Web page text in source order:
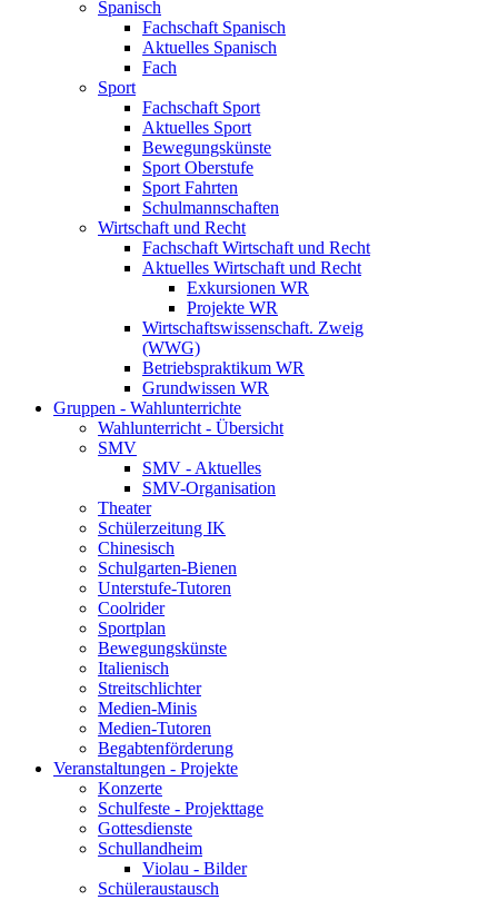
Spanisch
Fachschaft Spanisch
Aktuelles Spanisch
Fach
Sport
Fachschaft Sport
Aktuelles Sport
Bewegungskünste
Sport Oberstufe
Sport Fahrten
Schulmannschaften
Wirtschaft und Recht
Fachschaft Wirtschaft und Recht
Aktuelles Wirtschaft und Recht
Exkursionen WR
Projekte WR
Wirtschaftswissenschaft. Zweig
(WWG)
Betriebspraktikum WR
Grundwissen WR
Gruppen - Wahlunterrichte
Wahlunterricht - Übersicht
SMV
SMV - Aktuelles
SMV-Organisation
Theater
Schülerzeitung IK
Chinesisch
Schulgarten-Bienen
Unterstufe-Tutoren
Coolrider
Sportplan
Bewegungskünste
Italienisch
Streitschlichter
Medien-Minis
Medien-Tutoren
Begabtenförderung
Veranstaltungen - Projekte
Konzerte
Schulfeste - Projekttage
Gottesdienste
Schullandheim
Violau - Bilder
Schüleraustausch